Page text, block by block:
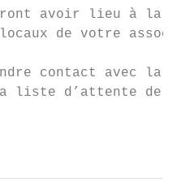
avoir lieu à la
de votre
contact avec la
liste d’attente de